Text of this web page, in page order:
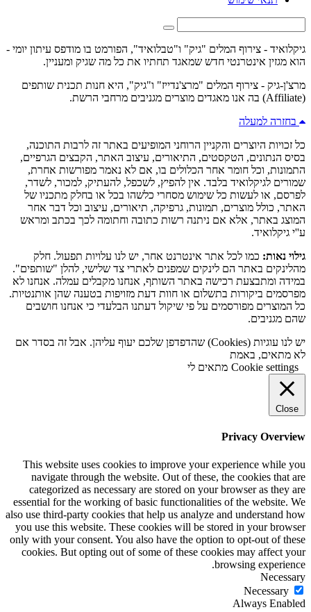
גיקלואיד - צירוף המלים "גיק" ו"טבלואיד", הפורמט בו מודפס עיתון יומי -
הוא מגזין אינטרנטי חדש שמאגד תחתיו את כל מה שגיק ומעניין.
מרצ'ן-גיק - צירוף המלים "מרצ'נדייז" ו"גיק", היא חנות תכנית שותפים
(Affiliate) בה אנו מאגדים מוצרים מגניבים מרחבי הרשת.
בחזרה למעלה
כל זכויות היוצרים והקניין הרוחני המופיעים באתר זה לרבות התוכנה,
בסיס הנתונים, הטקסטים, התיאורים, עיצוב האתר, הקבצים הגרפיים,
התמונות, וכל חומר אחר הכלולים בו, אם לא נאמר מפורשות אחרת,
שמורים לגיקלואיד בלבד. אין להפיץ, לשכפל, להעתיק, למכור, לשדר,
לפרסם, או לעשות כל שימוש מסחרי כלשהו בכל או בחלק מתכניו של
האתר, כולל מוצרים, תמונות, גרפיקה, תיאורים, עיצוב וכל דבר אחר
המוצג באתר, אלא אם ניתנה רשות כתובה וחתומה לכך בכתב ומראש
ע''י גיקלואיד.
גילוי נאות: כמו לכל אתר אינטרנט אחר, יש לנו עלויות תפעול. חלק
מהלינקים באתר הם לינקים שמפנים לאתרי צד שלישי, להלן "שותפים".
במידה ומתבצעת רכישה באתר השותף, אנחנו מקבלים עמלה. אנחנו לא
מפרסמים ביקורות בתשלום או חוות דעת מזויפות בטענה שהן אותנטיות.
כל המוצרים מפורסמים על פי שיקול דעתנו הבלעדי כי אנחנו חושבים
שהם מגניבים.
יש לנו עוגיות (Cookies) שהדפדפן שלכם יעוף עליהן. אבל זה בסדר אם
לא מתאים, באמת
Cookie settings מתאים לי
Close
Privacy Overview
This website uses cookies to improve your experience while you
navigate through the website. Out of these, the cookies that are
categorized as necessary are stored on your browser as they are
essential for the working of basic functionalities of the website. We
also use third-party cookies that help us analyze and understand how
you use this website. These cookies will be stored in your browser
only with your consent. You also have the option to opt-out of these
cookies. But opting out of some of these cookies may affect your
browsing experience.
Necessary
Necessary
Always Enabled